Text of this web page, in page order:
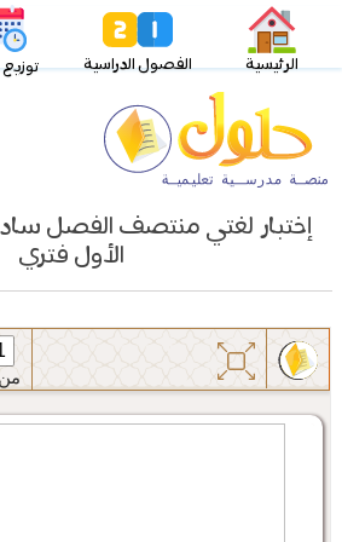
الرئيسية الفصول الدراسية توزيع ١٤٤٧
إختبار لغتي منتصف الفصل
الأول فتري